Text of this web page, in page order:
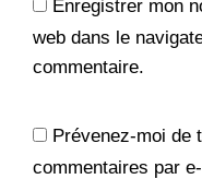
Enregistrer mon
web dans le
commentaire.
Prévenez-moi de
commentaires par